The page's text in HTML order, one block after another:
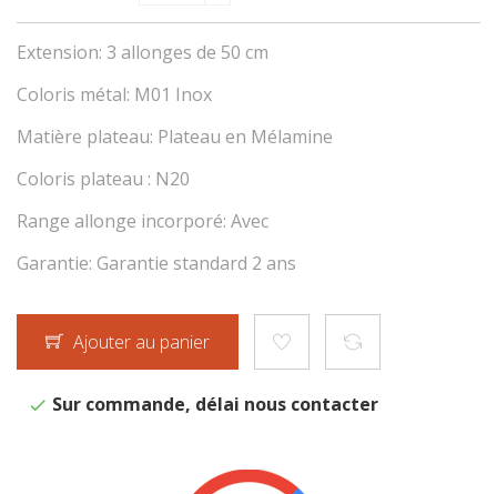
Extension: 3 allonges de 50 cm
Coloris métal: M01 Inox
Matière plateau: Plateau en Mélamine
Coloris plateau : N20
Range allonge incorporé: Avec
Garantie: Garantie standard 2 ans
Ajouter au panier
Sur commande, délai nous contacter